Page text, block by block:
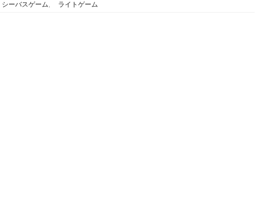
シーバスゲーム ライトゲーム